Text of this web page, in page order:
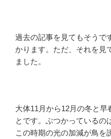
過去の記事を見てもそうで
かります。ただ、それを見
ました。
大体11月から12月の冬と早
とです。ぶつかっているの
この時期の光の加減が鳥を